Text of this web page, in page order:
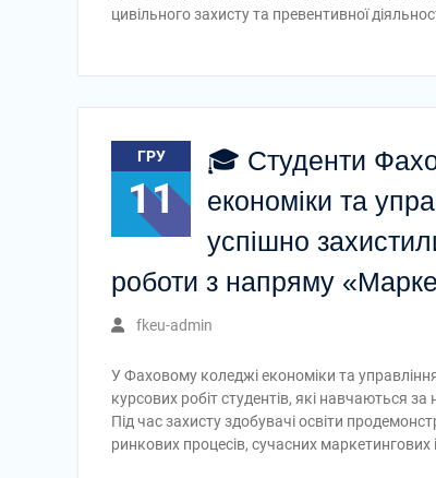
цивільного захисту та превентивної
ГРУ
11
🎓 Студенти
економіки та
успішно
роботи з напряму
fkeu-admin
У Фаховому коледжі економіки та
курсових робіт студентів, які навчаються
Під час захисту здобувачі освіти
ринкових процесів, сучасних маркетингових